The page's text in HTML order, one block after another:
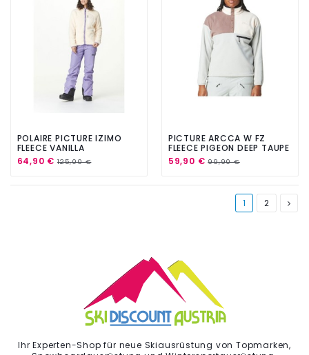
POLAIRE PICTURE IZIMO
FLEECE VANILLA
64,90 € 125,00 €
PICTURE ARCCA W FZ
FLEECE PIGEON DEEP TAUPE
59,90 €99,90 €
1 2
Ihr Experten-Shop für neue Skiausrüstung von Topmarken,